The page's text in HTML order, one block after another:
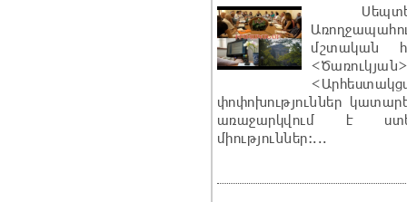
մշտական
փոփոխություններ
առաջարկվում է
միություններ:...